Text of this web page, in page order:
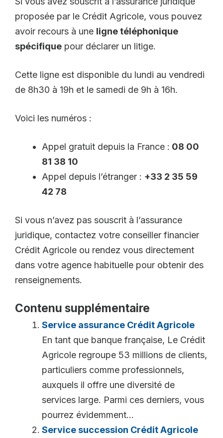
proposée par le Crédit Agricole, vous pouvez
avoir recours à une ligne téléphonique
spécifique pour déclarer un litige.
Cette ligne est disponible du lundi au vendredi
de 8h30 à 19h et le samedi de 9h à 16h.
Voici les numéros :
Appel gratuit depuis la France : 08 00
81 38 10
Appel depuis l’étranger : +33 2 35 59
42 78
Si vous n’avez pas souscrit à l’assurance
juridique, contactez votre conseiller financier
Crédit Agricole ou rendez vous directement
dans votre agence habituelle pour obtenir des
renseignements.
Contenu supplémentaire
Service assurance Crédit Agricole
En tant que banque française, Le Crédit
Agricole regroupe 53 millions de clients,
particuliers comme professionnels,
auxquels il offre une diversité de
services large. Parmi ces derniers, vous
pourrez évidemment...
Service succession Crédit Agricole